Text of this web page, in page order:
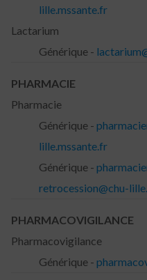
lille.mssante.fr
Lactarium
Générique -
PHARMACIE
Pharmacie
Générique -
lille.mssante.fr
Générique -
retrocession@chu-
PHARMACOVIGILANCE
Pharmacovigilance
Générique -